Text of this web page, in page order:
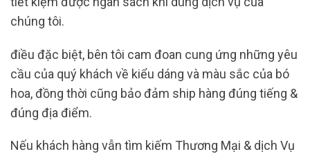
chúng tôi.
điều đặc biệt, bên tôi cam đoan cung ứng những yêu
cầu của quý khách về kiểu dáng và màu sắc của bó
hoa, đồng thời cũng bảo đảm ship hàng đúng tiếng &
đúng địa điểm.
Nếu khách hàng vẫn tìm kiếm Thương Mại & dịch Vụ